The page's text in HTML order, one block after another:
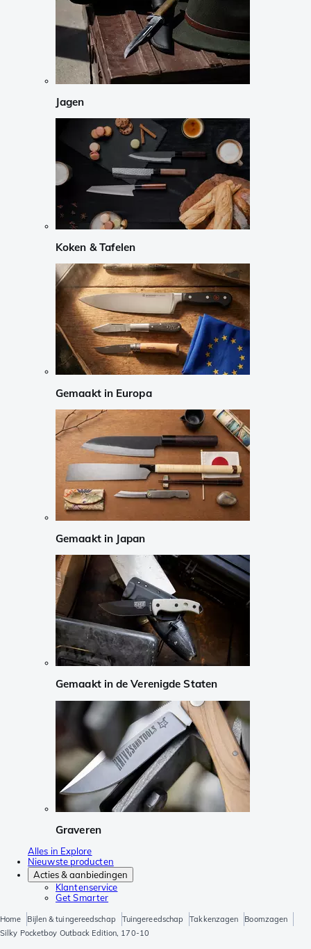
Jagen
Koken & Tafelen
Gemaakt in Europa
Gemaakt in Japan
Gemaakt in de Verenigde Staten
Graveren
Alles in Explore
Nieuwste producten
Acties & aanbiedingen
Klantenservice
Get Smarter
Home Bijlen & tuingereedschap Tuingereedschap Takkenzagen
Boomzagen
Silky Pocketboy Outback Edition, 170-10